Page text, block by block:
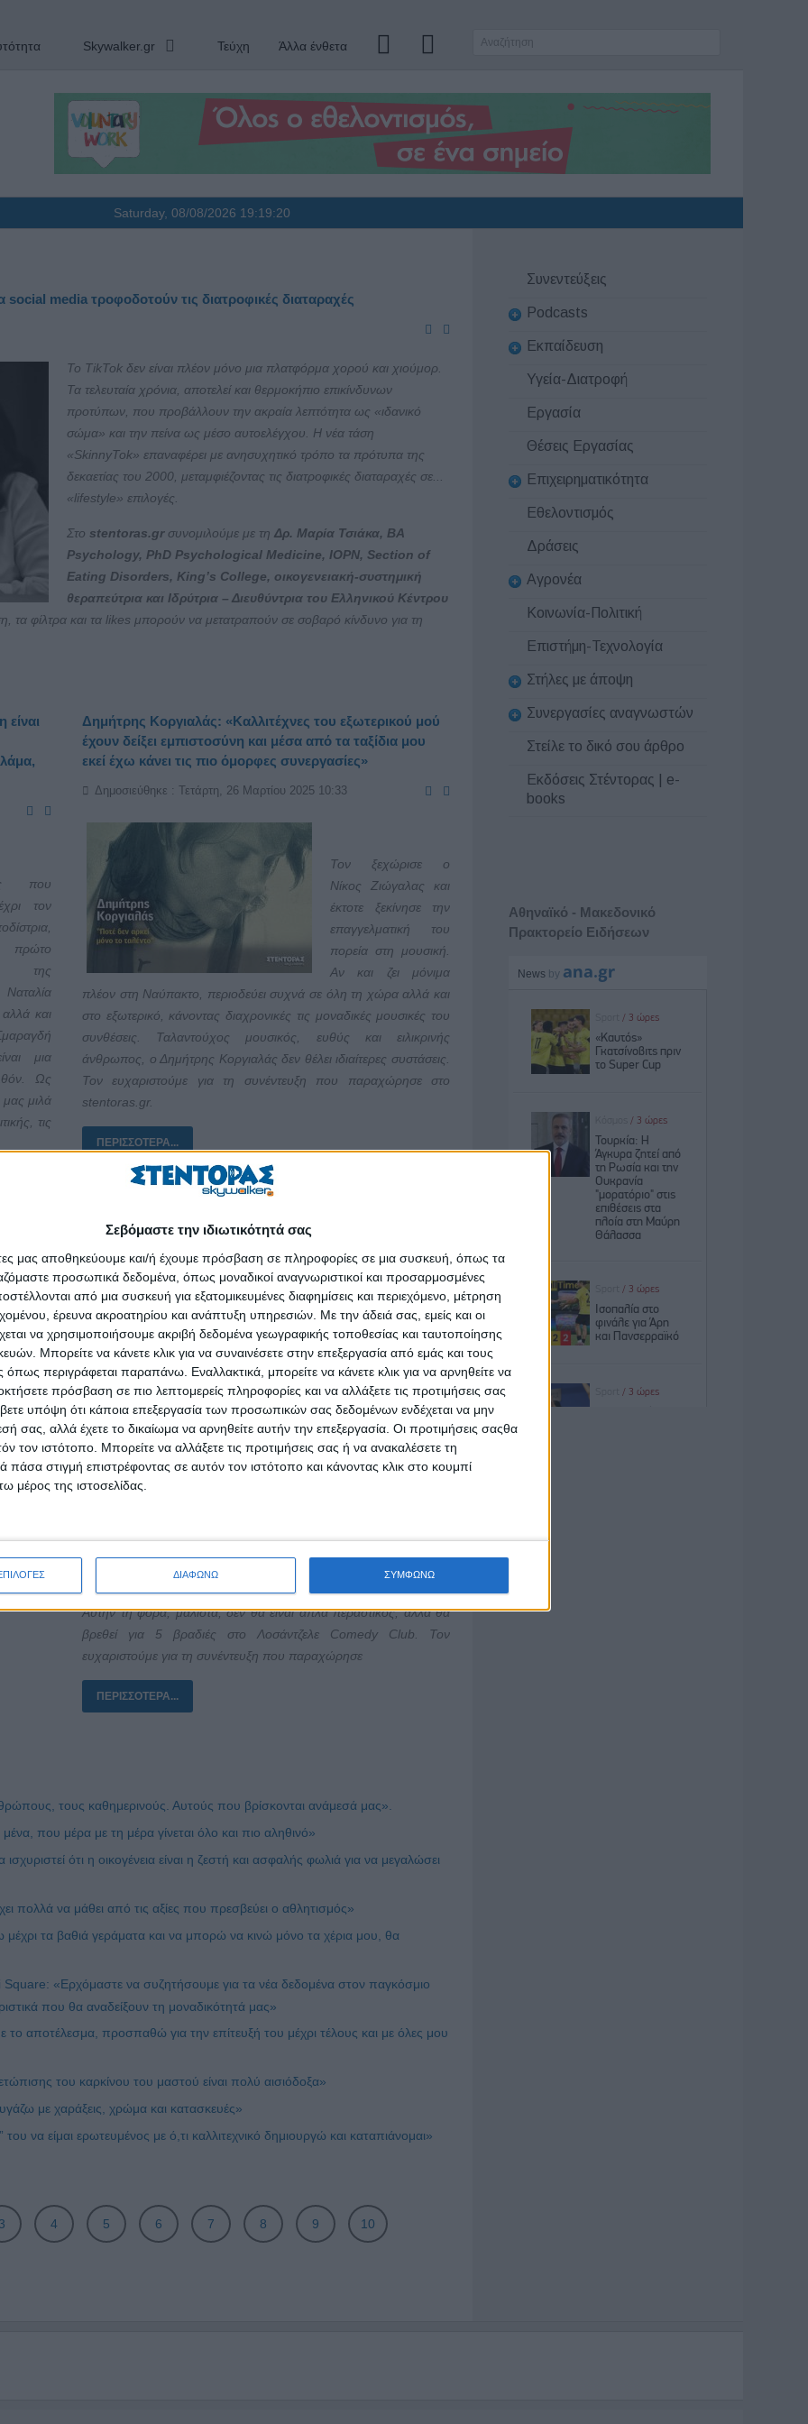
Σεβόμαστε την ιδιωτικότητά σας
μας αποθηκεύουμε και/ή έχουμε πρόσβαση σε πληροφορίες σε μια συσκευή, όπως τα
προσωπικά δεδομένα, όπως μοναδικοί αναγνωριστικοί και προσαρμοσμένες
από μια συσκευή για εξατομικευμένες διαφημίσεις και περιεχόμενο, μέτρηση
έρευνα ακροατηρίου και ανάπτυξη υπηρεσιών. Με την άδειά σας, εμείς και οι
να χρησιμοποιήσουμε ακριβή δεδομένα γεωγραφικής τοποθεσίας και ταυτοποίησης
Μπορείτε να κάνετε κλικ για να συναινέσετε στην επεξεργασία από εμάς και τους
περιγράφεται παραπάνω. Εναλλακτικά, μπορείτε να κάνετε κλικ για να αρνηθείτε να
πρόσβαση σε πιο λεπτομερείς πληροφορίες και να αλλάξετε τις προτιμήσεις σας
υπόψη ότι κάποια επεξεργασία των προσωπικών σας δεδομένων ενδέχεται να μην
σας, αλλά έχετε το δικαίωμα να αρνηθείτε αυτήν την επεξεργασία. Οι προτιμήσεις σαςθα
τον ιστότοπο. Μπορείτε να αλλάξετε τις προτιμήσεις σας ή να ανακαλέσετε τη
στιγμή επιστρέφοντας σε αυτόν τον ιστότοπο και κάνοντας κλικ στο κουμπί
μέρος της ιστοσελίδας.
ΔΙΑΦΩΝΩ ΣΥΜΦΩΝΩ
Skywalker.gr Τεύχη Άλλα ένθετα
Saturday, 08/08/2026 19:19:20
media τροφοδοτούν τις διατροφικές διαταραχές
Το TikTok δεν είναι πλέον μόνο μια πλατφόρμα χορού και χιούμορ.
Τα τελευταία χρόνια, αποτελεί και θερμοκήπιο επικίνδυνων
προτύπων, που προβάλλουν την ακραία λεπτότητα ως «ιδανικό
σώμα» και την πείνα ως μέσο αυτοελέγχου. Η νέα τάση
«SkinnyTok» επαναφέρει με ανησυχητικό τρόπο τα πρότυπα της
δεκαετίας του 2000, μεταμφιέζοντας τις διατροφικές διαταραχές σε...
«lifestyle» επιλογές.
Στο stentoras.grσυνομιλούμε με τη Δρ. Μαρία Τσιάκα, BA
Psychology, PhD Psychological Medicine, IOPN, Section of
Eating Disorders, King’s College, οικογενειακή-συστημική
θεραπεύτρια και Ιδρύτρια – Διευθύντρια του Ελληνικού Κέντρου
τα φίλτρα και τα likes μπορούν να μετατραπούν σε σοβαρό κίνδυνο για τη
που
τον
της
και
μια
Ως
μιλά
τις
Δημήτρης Κοργιαλάς: «Καλλιτέχνες του εξωτερικού μού
έχουν δείξει εμπιστοσύνη και μέσα από τα ταξίδια μου
εκεί έχω κάνει τις πιο όμορφες συνεργασίες»
Δημοσιεύθηκε : Τετάρτη, 26 Μαρτίου 2025 10:33
Τον ξεχώρισε ο
Νίκος Ζιώγαλας και
έκτοτε ξεκίνησε την
επαγγελματική του
πορεία στη μουσική.
Αν και ζει μόνιμα
πλέον στη Ναύπακτο, περιοδεύει συχνά σε όλη τη χώρα αλλά και
στο εξωτερικό, κάνοντας διαχρονικές τις μοναδικές μουσικές του
συνθέσεις. Ταλαντούχος μουσικός, ευθύς και ειλικρινής
άνθρωπος, ο Δημήτρης Κοργιαλάς δεν θέλει ιδιαίτερες συστάσεις.
Τον ευχαριστούμε για τη συνέντευξη που παραχώρησε στο
stentoras gr.
ΠΕΡΙΣΣΌΤΕΡΑ...
η
του με
Δήμο
στο
μας
επάξια
και με
μικρή
Λούης Πατσαλίδης: «Είτε με συν είτε με πλην 30 κιλά,
είμαι ο ίδιος άνθρωπος, ο χαρακτήρας δεν μετριέται με τα
κιλά!»
Δημοσιεύθηκε : Δευτέρα, 21 Οκτωβρίου 2024 19:30
Από τους πιο
δημοφιλείς κωμικούς
της Κύπρου και
παρουσιαστής του
αναστατώσει και πάλι την Ελλάδα µε τον υπέρμετρο
αυθορμητισμό του και το ολοκαίνουριο σόλο του «ΠΛΗΝ 30».
Αυτήν τη φορά, μάλιστα, δεν θα είναι απλά περαστικός, αλλά θα
βρεθεί για 5 βραδιές στο Λοσάντζελε Comedy Club . Τον
ευχαριστούμε για τη συνέντευξη που παραχώρησε
ΠΕΡΙΣΣΌΤΕΡΑ...
τους καθημερινούς. Αυτούς που βρίσκονται ανάμεσά μας».
που μέρα με τη μέρα γίνεται όλο και πιο αληθινό»
ότι η οικογένεια είναι η ζεστή και ασφαλής φωλιά για να μεγαλώσει
πολλά να μάθει από τις αξίες που πρεσβεύει ο αθλητισμός»
τα βαθιά γεράματα και να μπορώ να κινώ μόνο τα χέρια μου, θα
«Ερχόμαστε να συζητήσουμε για τα νέα δεδομένα στον παγκόσμιο
που θα αναδείξουν τη μοναδικότητά μας»
αποτέλεσμα, προσπαθώ για την επίτευξή του μέχρι τέλους και με όλες μου
του καρκίνου του μαστού είναι πολύ αισιόδοξα»
με χαράξεις, χρώμα και κατασκευές»
να είμαι ερωτευμένος με ό,τι καλλιτεχνικό δημιουργώ και καταπιάνομαι»
3 4 5 6 7 8 9 10
Συνεντεύξεις
Podcasts
Εκπαίδευση
Υγεία-Διατροφή
Εργασία
Θέσεις Εργασίας
Επιχειρηματικότητα
Εθελοντισμός
Δράσεις
Αγρονέα
Κοινωνία-Πολιτική
Επιστήμη-Τεχνολογία
Στήλες με άποψη
Συνεργασίες αναγνωστών
Στείλε το δικό σου άρθρο
Εκδόσεις Στέντορας | e-
books
Αθηναϊκό - Μακεδονικό
Πρακτορείο Ειδήσεων